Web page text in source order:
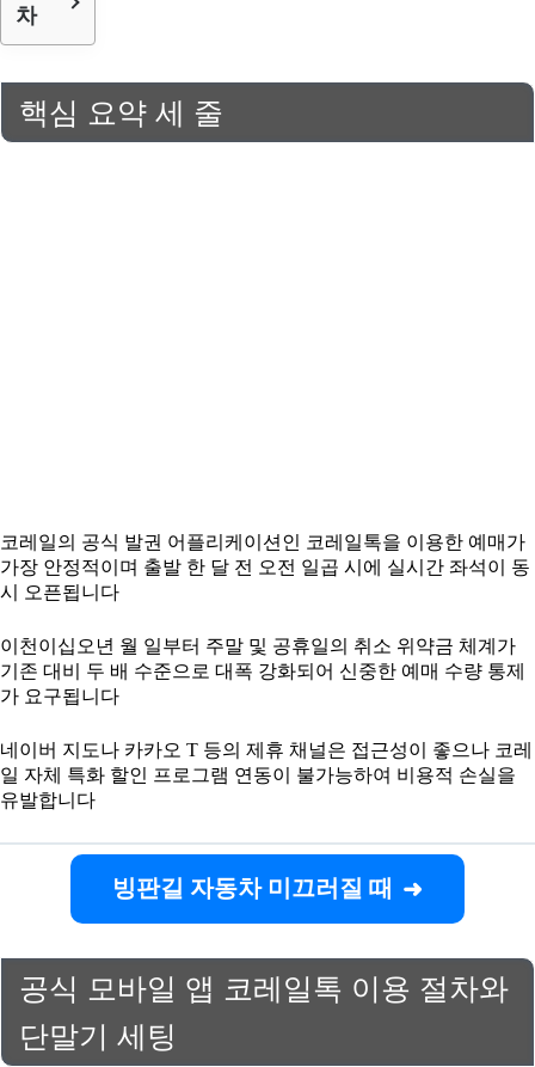
차
핵심 요약 세 줄
코레일의 공식 발권 어플리케이션인 코레일톡을 이용한 예매가
가장 안정적이며 출발 한 달 전 오전 일곱 시에 실시간 좌석이 동
시 오픈됩니다
이천이십오년 월 일부터 주말 및 공휴일의 취소 위약금 체계가
기존 대비 두 배 수준으로 대폭 강화되어 신중한 예매 수량 통제
가 요구됩니다
네이버 지도나 카카오 T 등의 제휴 채널은 접근성이 좋으나 코레
일 자체 특화 할인 프로그램 연동이 불가능하여 비용적 손실을
유발합니다
빙판길 자동차 미끄러질 때
공식 모바일 앱 코레일톡 이용 절차와
단말기 세팅